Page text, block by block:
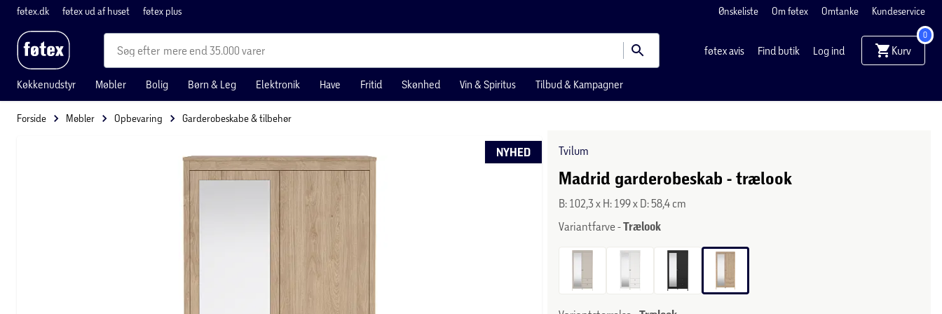
føtex.dk føtex ud af huset føtex plus Ønskeliste Om føtex Omtanke Kundeservice
mere end 35.000 varer føtex avis Find butik Log ind Kurv
0
Køkkenudstyr Møbler Bolig Børn & Leg Elektronik Have Fritid Skønhed Vin & Spiritus Tilbud & Kampagner
Forside Møbler Opbevaring Garderobeskabe & tilbehør
NYHED Tvilum
Madrid garderobeskab - trælook
B: 102,3 x H: 199 x D: 58,4 cm
Variantfarve -Trælook